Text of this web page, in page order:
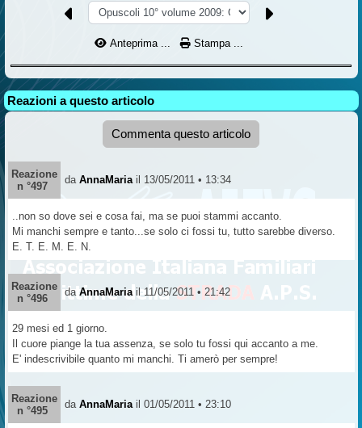
Anteprima ... Stampa ...
Reazioni a questo articolo
Commenta questo articolo
Reazione
n °497
da AnnaMaria il 13/05/2011 • 13:34
..non so dove sei e cosa fai, ma se puoi stammi accanto.
Mi manchi sempre e tanto...se solo ci fossi tu, tutto sarebbe diverso.
E. T. E. M. E. N.
Reazione
n °496
da AnnaMaria il 11/05/2011 • 21:42
29 mesi ed 1 giorno.
Il cuore piange la tua assenza, se solo tu fossi qui accanto a me.
E' indescrivibile quanto mi manchi. Ti amerò per sempre!
Reazione
n °495
da AnnaMaria il 01/05/2011 • 23:10